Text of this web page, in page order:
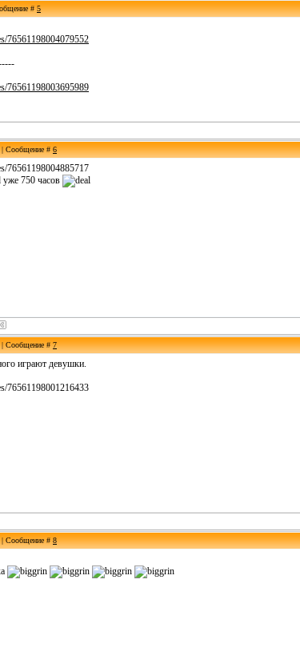
#5
76561198004079552
76561198003695989
| Сообщение #6
76561198004885717
уже 750 часов
| Сообщение #7
играют девушки.
76561198001216433
| Сообщение #8